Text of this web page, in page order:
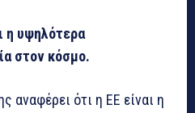
η υψηλότερα
στον κόσμο.
αναφέρει ότι η ΕΕ είναι η